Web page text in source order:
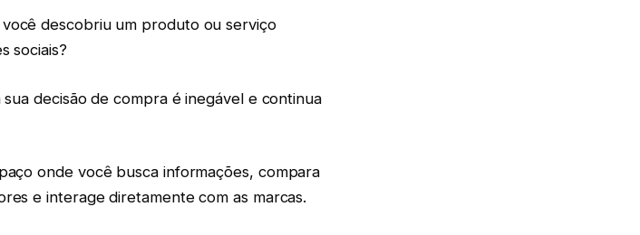
descobriu um produto ou serviço
sociais?
decisão de compra é inegável e continua
onde você busca informações, compara
e interage diretamente com as marcas.